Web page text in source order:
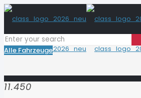
Alle Fahrzeuge
11.450